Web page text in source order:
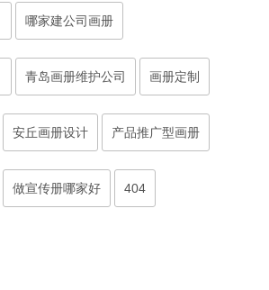
哪家建公司画册
青岛画册维护公司 画册定制
安丘画册设计 产品推广型画册
做宣传册哪家好 404